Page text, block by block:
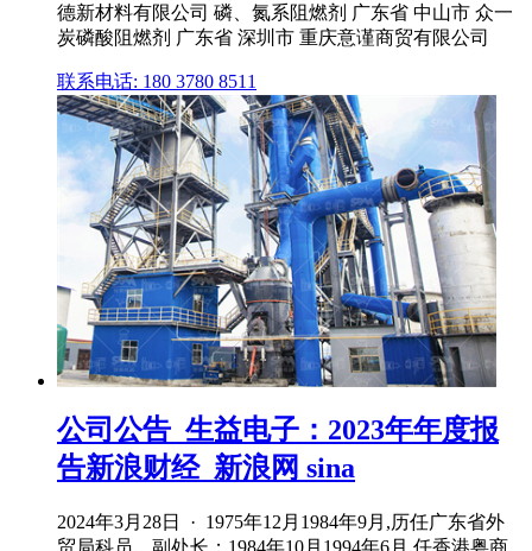
德新材料有限公司 磷、氮系阻燃剂 广东省 中山市 众一
炭磷酸阻燃剂 广东省 深圳市 重庆意谨商贸有限公司
联系电话: 180 3780 8511
公司公告_生益电子：2023年年度报
告新浪财经_新浪网 sina
2024年3月28日 · 1975年12月1984年9月,历任广东省外
贸局科员、副处长；1984年10月1994年6月,任香港粤商